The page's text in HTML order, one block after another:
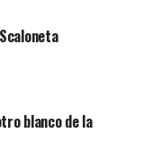
blanco de la